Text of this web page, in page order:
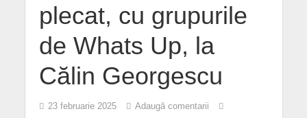
plecat, cu grupurile
de Whats Up, la
Călin Georgescu
23 februarie 2025 Adaugă comentarii